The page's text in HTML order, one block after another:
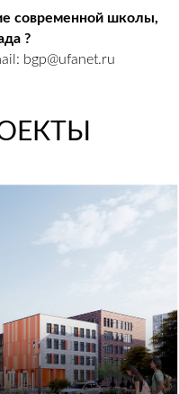
современной школы,
?
bgp@ufanet.ru